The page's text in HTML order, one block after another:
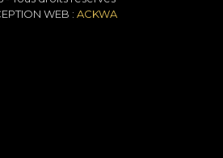
WEB : ACKWA